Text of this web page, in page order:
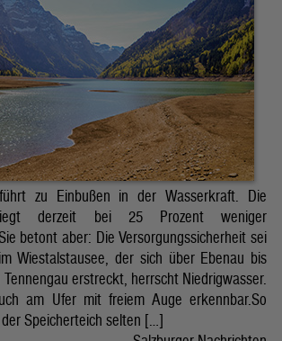
zu Einbußen in der Wasserkraft. Die
derzeit bei 25 Prozent weniger
betont aber: Die Versorgungssicherheit sei
Wiestalstausee, der sich über Ebenau bis
erstreckt, herrscht Niedrigwasser.
am Ufer mit freiem Auge erkennbar.So
Speicherteich selten […]